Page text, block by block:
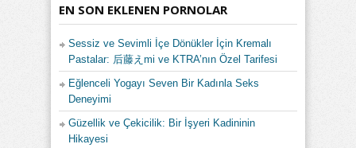
EN SON EKLENEN PORNOLAR
Sessiz ve Sevimli İçe Dönükler İçin Kremalı
Pastalar: 后藤えmi ve KTRA’nın Özel Tarifesi
Eğlenceli Yogayı Seven Bir Kadınla Seks
Deneyimi
Güzellik ve Çekicilik: Bir İşyeri Kadininin
Hikayesi